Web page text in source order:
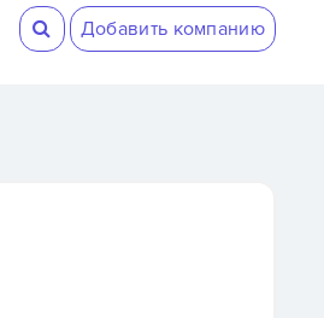
Добавить компанию